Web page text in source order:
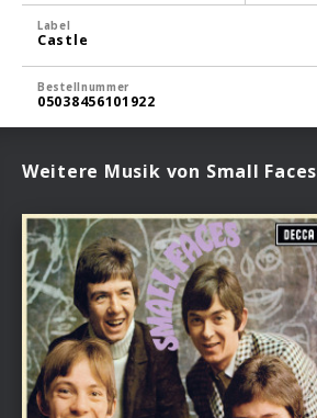
Label
Castle
Bestellnummer
05038456101922
Weitere Musik von Small Faces